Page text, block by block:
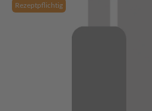
Rezeptpflichtig